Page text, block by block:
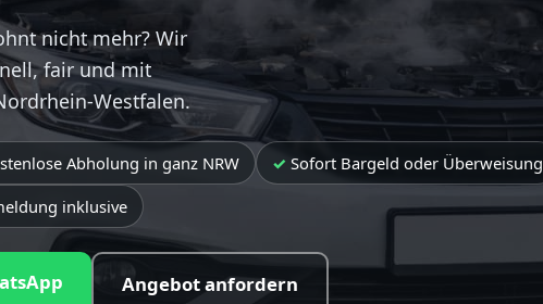
nicht mehr? Wir
fair und mit
Westfalen.
Abholung in ganz NRW
Sofort Bargeld oder Überweisung
inklusive
Angebot anfordern